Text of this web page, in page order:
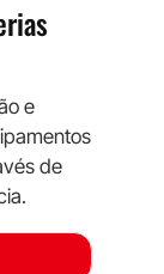
e
de